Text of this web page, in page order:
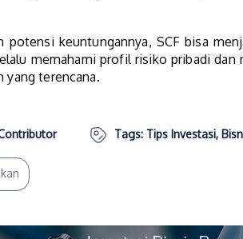
potensi keuntungannya, SCF bisa
memahami profil risiko pribadi
yang terencana.
Tags: Tips Investasi,